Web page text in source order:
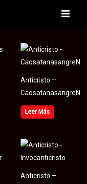
Main
Anticristo –
CaosatanasangreN
Leer Más
Anticristo –